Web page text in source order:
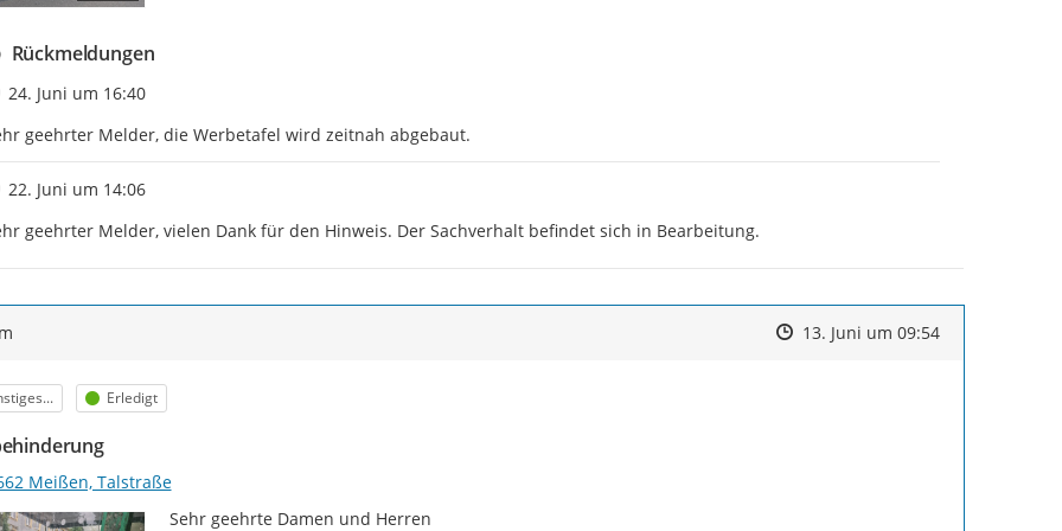
Rückmeldungen
Zeitpunkt des Erstellens
24. Juni um 16:40
geehrter Melder, die Werbetafel wird zeitnah abgebaut.
Zeitpunkt des Erstellens
22. Juni um 14:06
geehrter Melder, vielen Dank für den Hinweis. Der Sachverhalt befindet sich in Bearbeitung.
Zeitpunkt des Erstellens
Zeitpunkt des Erstellens
13. Juni um 09:54Zur Äußerung
Status
Erledigt
Meißen, Talstraße
Sehr geehrte Damen und Herren